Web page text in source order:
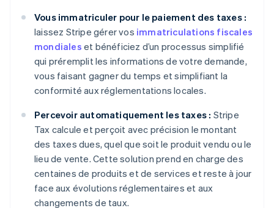
Vous immatriculer pour le paiement des taxes :
laissez Stripe gérer vos immatriculations fiscales
mondiales et bénéficiez d’un processus simplifié
qui préremplit les informations de votre demande,
vous faisant gagner du temps et simplifiant la
conformité aux réglementations locales.
Percevoir automatiquement les taxes : Stripe
Tax calcule et perçoit avec précision le montant
des taxes dues, quel que soit le produit vendu ou le
lieu de vente. Cette solution prend en charge des
centaines de produits et de services et reste à jour
face aux évolutions réglementaires et aux
changements de taux.